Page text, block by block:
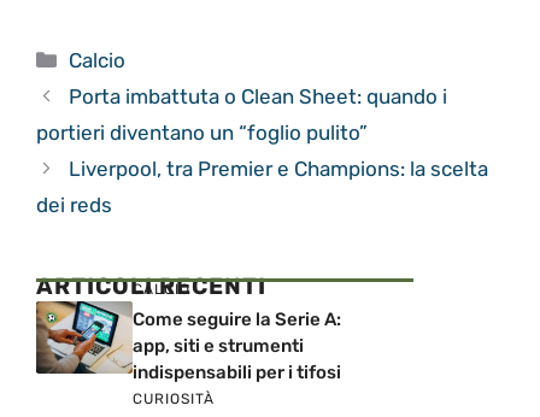
Categorie
Calcio
Porta imbattuta o Clean Sheet: quando i
portieri diventano un “foglio pulito”
Liverpool, tra Premier e Champions: la scelta
dei reds
ARTICOLI RECENTI
CALCIO
Come seguire la Serie A:
app, siti e strumenti
indispensabili per i tifosi
CURIOSITÀ